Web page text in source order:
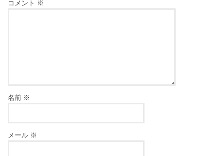
コメント ※
名前 ※
メール ※